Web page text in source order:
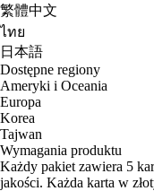
繁體中文
ไทย
日本語
Dostępne regiony
Ameryki i Oceania
Europa
Korea
Tajwan
Wymagania produktu
Każdy pakiet zawiera 5
jakości. Każda karta w